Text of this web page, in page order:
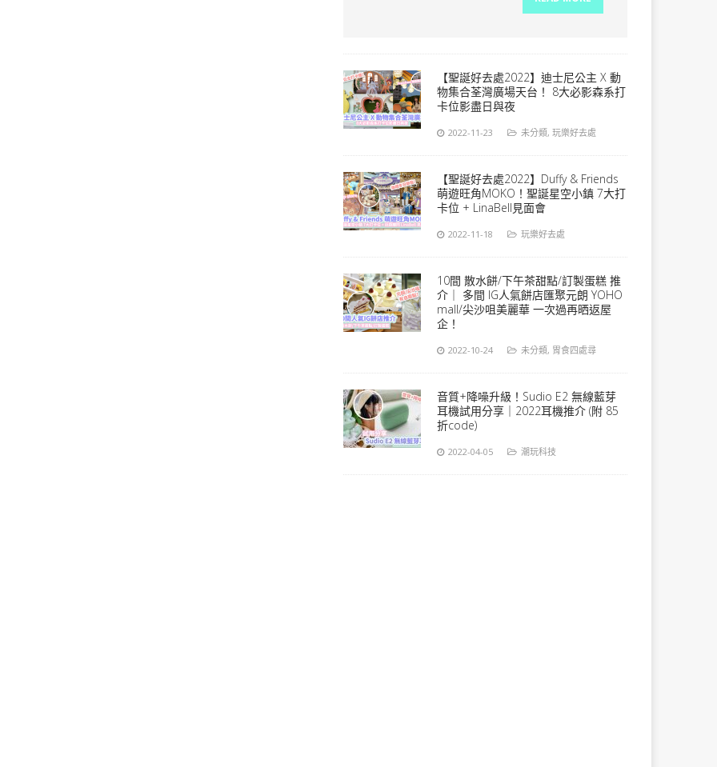
【聖誕好去處2022】迪士尼公主 X 動
物集合荃灣廣場天台！ 8大必影森系打
卡位影盡日與夜
2022-11-23 未分類,玩樂好去處
【聖誕好去處2022】Duffy & Friends
萌遊旺角MOKO！聖誕星空小鎮 7大打
卡位 + LinaBell見面會
2022-11-18 玩樂好去處
10間 散水餅/下午茶甜點/訂製蛋糕 推
介｜ 多間 IG人氣餅店匯聚元朗 YOHO
mall/尖沙咀美麗華 一次過再晒返屋
企！
2022-10-24 未分類, 胃食四處尋
音質+降噪升級！Sudio E2 無線藍芽
耳機試用分享｜2022耳機推介 (附 85
折code)
2022-04-05 潮玩科技